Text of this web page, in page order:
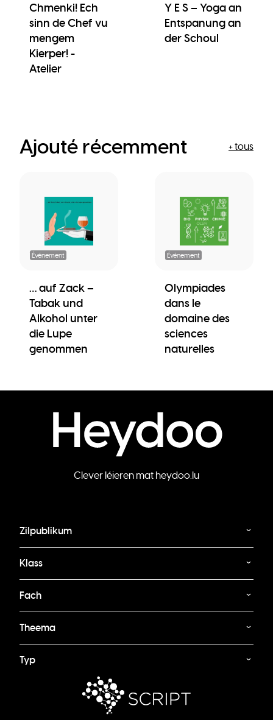
Chmenki! Ech
sinn de Chef vu
mengem
Kierper! -
Atelier
Y E S – Yoga an
Entspanung an
der Schoul
Ajouté récemment
Événement
… auf Zack –
Tabak und
Alkohol unter
die Lupe
genommen
Événement
Olympiades
dans le
domaine des
sciences
naturelles
+ tous
Clever léieren mat heydoo.lu
Zilpublikum
Klass
Fach
Theema
Typ